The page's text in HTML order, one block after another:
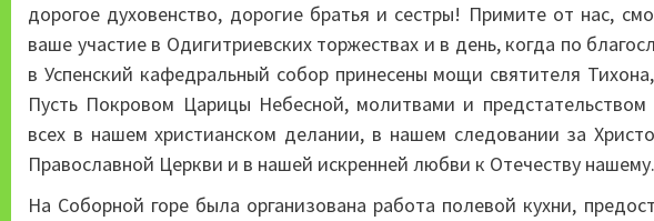
дорогое духовенство, дорогие братья и сестры! Примите от нас,
ваше участие в Одигитриевских торжествах и в день, когда по
в Успенский кафедральный собор принесены мощи святителя
Пусть Покровом Царицы Небесной, молитвами и предстательством
всех в нашем христианском делании, в нашем следовании за
Православной Церкви и в нашей искренней любви к Отечеству
На Соборной горе была организована работа полевой кухни,